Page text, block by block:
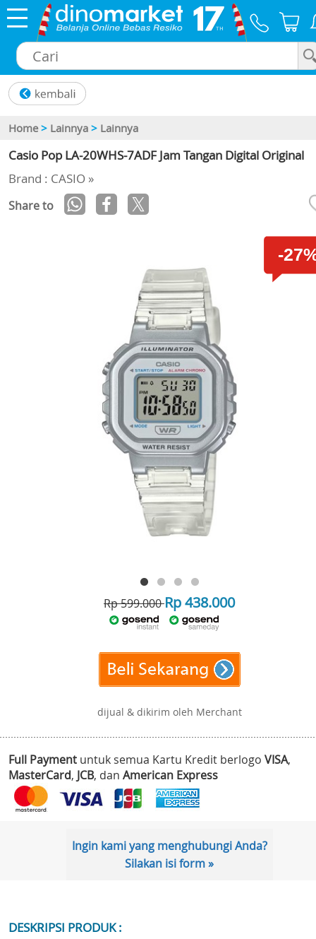
Home > Lainnya > Lainnya
Casio Pop LA-20WHS-7ADF Jam Tangan Digital Original
Brand : CASIO »
Share to
-
Rp 599.000Rp 438.000
dijual & dikirim oleh Merchant
Full Payment untuk semua Kartu Kredit berlogo VISA,
MasterCard, JCB, dan American Express
Ingin kami yang menghubungi Anda?
Silakan isi form »
DESKRIPSI PRODUK :